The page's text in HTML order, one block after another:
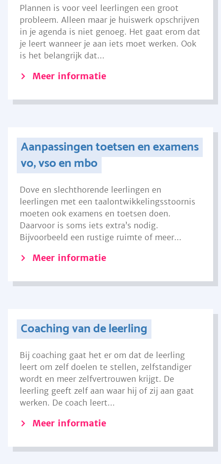
Plannen is voor veel leerlingen een groot
probleem. Alleen maar je huiswerk opschrijven
in je agenda is niet genoeg. Het gaat erom dat
je leert wanneer je aan iets moet werken. Ook
is het belangrijk dat...
Meer informatie
Aanpassingen toetsen en examens
vo, vso en mbo
Dove en slechthorende leerlingen en
leerlingen met een taalontwikkelingsstoornis
moeten ook examens en toetsen doen.
Daarvoor is soms iets extra’s nodig.
Bijvoorbeeld een rustige ruimte of meer...
Meer informatie
Coaching van de leerling
Bij coaching gaat het er om dat de leerling
leert om zelf doelen te stellen, zelfstandiger
wordt en meer zelfvertrouwen krijgt. De
leerling geeft zelf aan waar hij of zij aan gaat
werken. De coach leert...
Meer informatie